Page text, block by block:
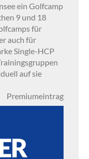
ein Golfcamp
9 und 18
für
auch für
Single-HCP
auf sie
Premiumeintrag